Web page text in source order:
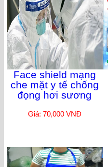
Face shield mạng
che mặt y tế chống
đọng hơi sương
Giá: 70,000 VNĐ